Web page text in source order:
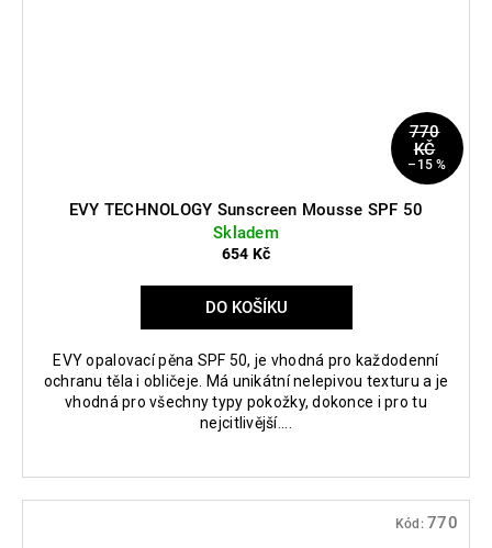
770
KČ
–15 %
EVY TECHNOLOGY Sunscreen Mousse SPF 50
Skladem
654 Kč
DO KOŠÍKU
EVY opalovací pěna SPF 50, je vhodná pro každodenní
ochranu těla i obličeje. Má unikátní nelepivou texturu a je
vhodná pro všechny typy pokožky, dokonce i pro tu
nejcitlivější....
Kód: 770